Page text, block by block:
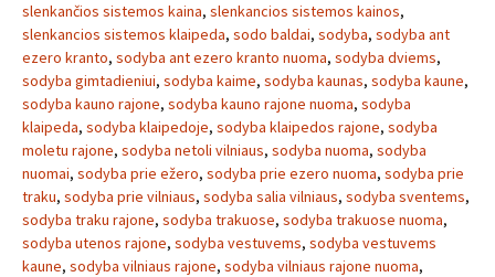
slenkančios sistemos kaina, slenkancios sistemos kainos,
slenkancios sistemos klaipeda, sodo baldai, sodyba, sodyba ant
ezero kranto, sodyba ant ezero kranto nuoma, sodyba dviems,
sodyba gimtadieniui, sodyba kaime, sodyba kaunas, sodyba kaune,
sodyba kauno rajone, sodyba kauno rajone nuoma, sodyba
klaipeda, sodyba klaipedoje, sodyba klaipedos rajone, sodyba
moletu rajone, sodyba netoli vilniaus, sodyba nuoma, sodyba
nuomai, sodyba prie ežero, sodyba prie ezero nuoma, sodyba prie
traku, sodyba prie vilniaus, sodyba salia vilniaus, sodyba sventems,
sodyba traku rajone, sodyba trakuose, sodyba trakuose nuoma,
sodyba utenos rajone, sodyba vestuvems, sodyba vestuvems
kaune, sodyba vilniaus rajone, sodyba vilniaus rajone nuoma,